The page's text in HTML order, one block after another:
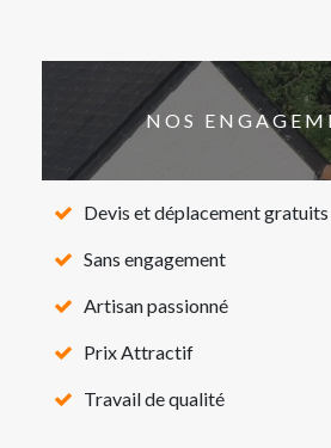
NOS
Devis et déplacement gratuits
Sans engagement
Artisan passionné
Prix Attractif
Travail de qualité